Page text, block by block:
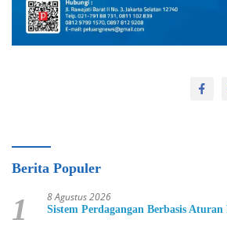
Berita Populer
1 8 Agustus 2026
Sistem Perdagangan Berbasis